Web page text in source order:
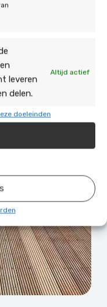
leveren
delen.
Altijd actief
doeleinden